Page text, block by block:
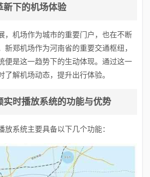
新下的机场体验
，机场作为城市的重要门户，也在不断
新郑机场作为河南省的重要交通枢纽，
便是这一趋势下的生动体现。通过这一
了解机场动态，提升出行体验。
实时播放系统的功能与优势
放系统主要具备以下几个功能：